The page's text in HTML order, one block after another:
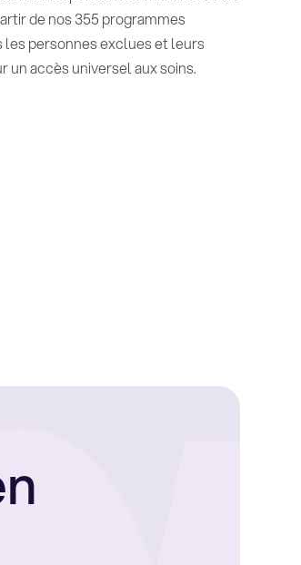
de nos 355 programmes
les personnes exclues et leurs
un accès universel aux soins.